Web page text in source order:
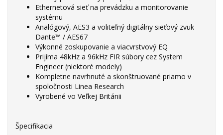
Ethernetová sieť na prevádzku a monitorovanie
systému
Analógový, AES3 a voliteľný digitálny sieťový zvuk
Dante™ / AES67
Výkonné zoskupovanie a viacvrstvový EQ
Prijíma 48kHz a 96kHz FIR súbory cez System
Engineer (niektoré modely)
Kompletne navrhnuté a skonštruované priamo v
spoločnosti Linea Research
Vyrobené vo Veľkej Británii
Špecifikacia